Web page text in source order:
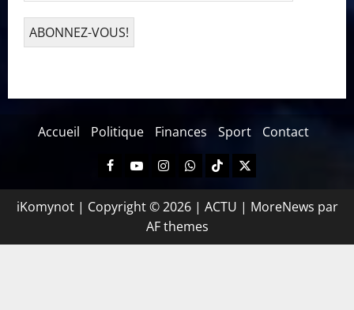
Accueil Politique Finances Sport Contact
iKomynot | Copyright © 2026 | ACTU | MoreNews par
AF themes